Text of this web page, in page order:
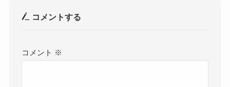
コメントする
コメント ※